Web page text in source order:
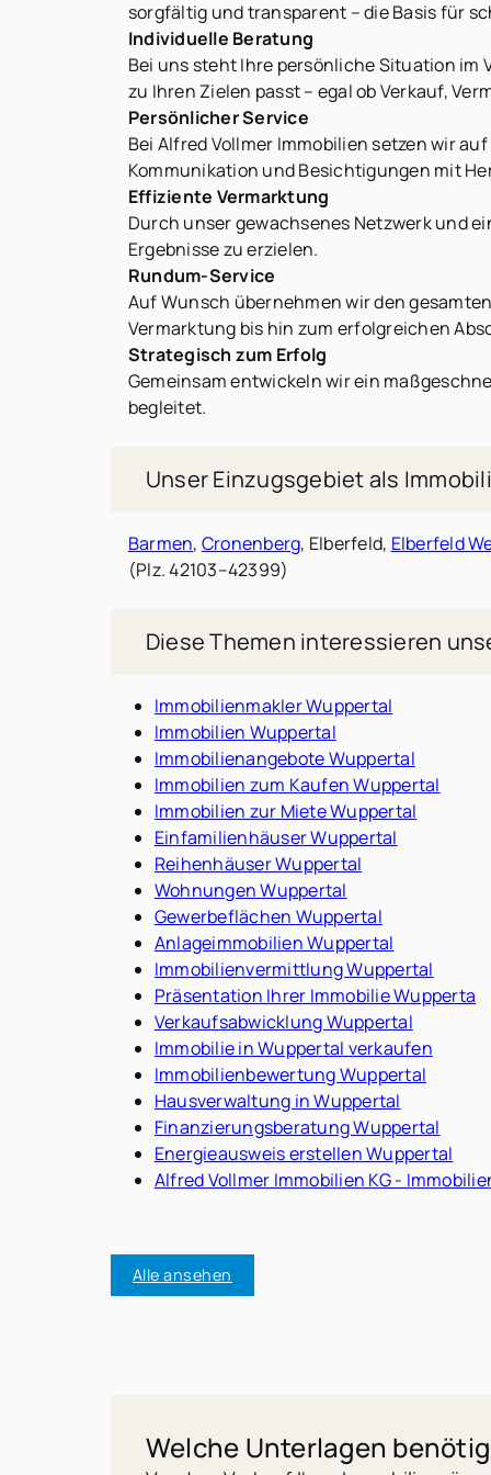
sorgfältig und transparent – die Basis für
Individuelle Beratung
Bei uns steht Ihre persönliche Situation im
zu Ihren Zielen passt – egal ob Verkauf,
Persönlicher Service
Bei Alfred Vollmer Immobilien setzen wir
Kommunikation und Besichtigungen mit
Effiziente Vermarktung
Durch unser gewachsenes Netzwerk und
Ergebnisse zu erzielen.
Rundum-Service
Auf Wunsch übernehmen wir den
Vermarktung bis hin zum erfolgreichen
Strategisch zum Erfolg
Gemeinsam entwickeln wir ein
begleitet.
Unser Einzugsgebiet als
Barmen, Cronenberg, Elberfeld, Elberfeld
(Plz. 42103–42399)
Diese Themen interessieren
Immobilienmakler Wuppertal
Immobilien Wuppertal
Immobilienangebote Wuppertal
Immobilien zum Kaufen Wuppertal
Immobilien zur Miete Wuppertal
Einfamilienhäuser Wuppertal
Reihenhäuser Wuppertal
Wohnungen Wuppertal
Gewerbeflächen Wuppertal
Anlageimmobilien Wuppertal
Immobilienvermittlung Wuppertal
Präsentation Ihrer Immobilie Wupperta
Verkaufsabwicklung Wuppertal
Immobilie in Wuppertal verkaufen
Immobilienbewertung Wuppertal
Hausverwaltung in Wuppertal
Finanzierungsberatung Wuppertal
Energieausweis erstellen Wuppertal
Alfred Vollmer Immobilien KG -
Alle ansehen
Welche Unterlagen